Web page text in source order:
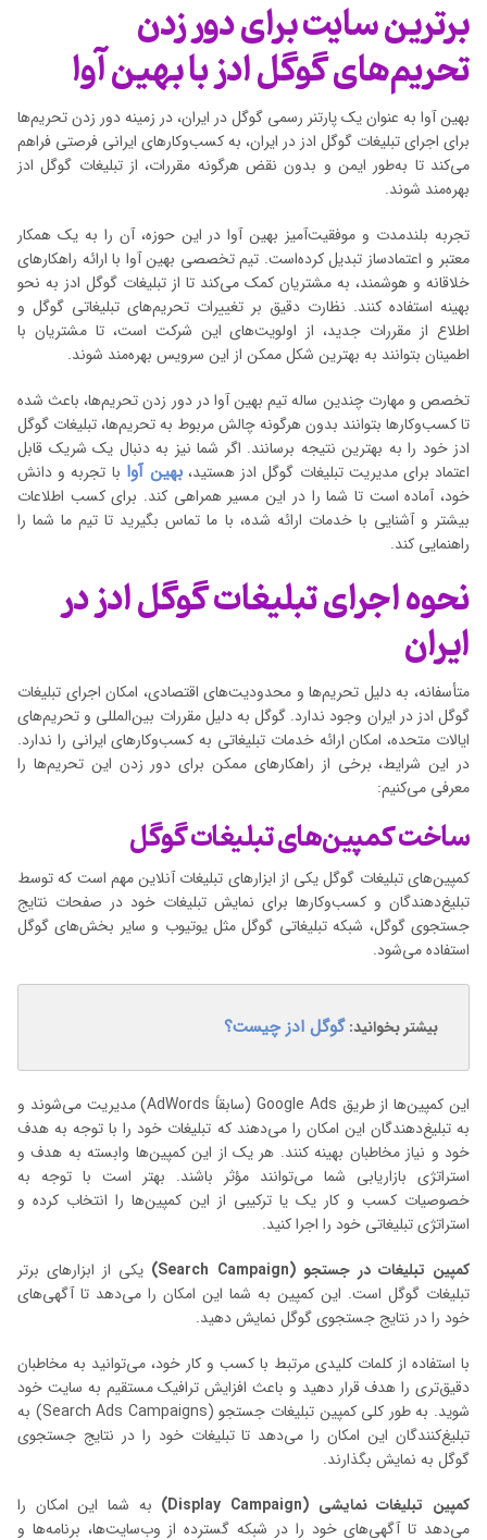
برترین سایت برای دور زدن
تحریم‌های گوگل ادز با بهین آوا
بهین آوا به عنوان یک پارتنر رسمی گوگل در ایران، در زمینه دور زدن تحریم‌ها
برای اجرای تبلیغات گوگل ادز در ایران، به کسب‌وکارهای ایرانی فرصتی فراهم
می‌کند تا به‌طور ایمن و بدون نقض هرگونه مقررات، از تبلیغات گوگل ادز
بهره‌مند شوند.
تجربه بلندمدت و موفقیت‌آمیز بهین آوا در این حوزه، آن را به یک همکار
معتبر و اعتمادساز تبدیل کرده‌است. تیم تخصصی بهین آوا با ارائه راهکارهای
خلاقانه و هوشمند، به مشتریان کمک می‌کند تا از تبلیغات گوگل ادز به نحو
بهینه استفاده کنند. نظارت دقیق بر تغییرات تحریم‌های تبلیغاتی گوگل و
اطلاع از مقررات جدید، از اولویت‌های این شرکت است، تا مشتریان با
اطمینان بتوانند به بهترین شکل ممکن از این سرویس بهره‌مند شوند.
تخصص و مهارت چندین ساله تیم بهین آوا در دور زدن تحریم‌ها، باعث شده
تا کسب‌وکارها بتوانند بدون هرگونه چالش مربوط به تحریم‌ها، تبلیغات گوگل
ادز خود را به بهترین نتیجه برسانند. اگر شما نیز به دنبال یک شریک قابل
اعتماد برای مدیریت تبلیغات گوگل ادز هستید،بهین آوا با تجربه و دانش
خود، آماده است تا شما را در این مسیر همراهی کند. برای کسب اطلاعات
بیشتر و آشنایی با خدمات ارائه شده، با ما تماس بگیرید تا تیم ما شما را
راهنمایی کند.
نحوه اجرای تبلیغات گوگل ادز در
ایران
متأسفانه، به دلیل تحریم‌ها و محدودیت‌های اقتصادی، امکان اجرای تبلیغات
گوگل ادز در ایران وجود ندارد. گوگل به دلیل مقررات بین‌المللی و تحریم‌های
ایالات متحده، امکان ارائه خدمات تبلیغاتی به کسب‌وکارهای ایرانی را ندارد.
در این شرایط، برخی از راهکارهای ممکن برای دور زدن این تحریم‌ها را
معرفی می‌کنیم:
ساخت کمپین‌های تبلیغات گوگل
کمپین‌های تبلیغات گوگل یکی از ابزارهای تبلیغات آنلاین مهم است که توسط
تبلیغ‌دهندگان و کسب‌وکارها برای نمایش تبلیغات خود در صفحات نتایج
جستجوی گوگل، شبکه تبلیغاتی گوگل مثل یوتیوب و سایر بخش‌های گوگل
استفاده می‌شود.
بیشتر بخوانید: گوگل ادز چیست؟
این کمپین‌ها از طریق Google Ads (سابقاً AdWords) مدیریت می‌شوند و
به تبلیغ‌دهندگان این امکان را می‌دهند که تبلیغات خود را با توجه به هدف
خود و نیاز مخاطبان بهینه کنند. هر یک از این کمپین‌ها وابسته به هدف و
استراتژی بازاریابی شما می‌توانند مؤثر باشند. بهتر است با توجه به
خصوصیات کسب و کار یک یا ترکیبی از این کمپین‌ها را انتخاب کرده و
استراتژی تبلیغاتی خود را اجرا کنید.
کمپین تبلیغات در جستجو (Search Campaign)
یکی از ابزارهای برتر
تبلیغات گوگل است. این کمپین به شما این امکان را می‌دهد تا آگهی‌های
خود را در نتایج جستجوی گوگل نمایش دهید.
با استفاده از کلمات کلیدی مرتبط با کسب و کار خود، می‌توانید به مخاطبان
دقیق‌تری را هدف قرار دهید و باعث افزایش ترافیک مستقیم به سایت خود
شوید. به طور کلی کمپین تبلیغات جستجو (Search Ads Campaigns) به
تبلیغ‌کنندگان این امکان را می‌دهد تا تبلیغات خود را در نتایج جستجوی
گوگل به نمایش بگذارند.
کمپین تبلیغات نمایشی (Display Campaign)
به شما این امکان را
می‌دهد تا آگهی‌های خود را در شبکه گسترده از وب‌سایت‌ها، برنامه‌ها و